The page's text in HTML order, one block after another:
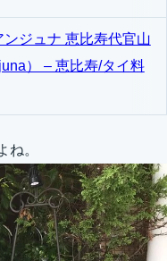
ジュナ 恵比寿代官山
） – 恵比寿/タイ料
ね。